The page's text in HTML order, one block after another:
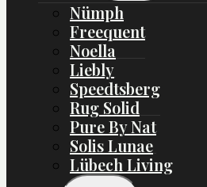
Nümph
Freequent
Noella
Liebly
Speedtsberg
Rug Solid
Pure By Nat
Solis Lunae
Lübech Living